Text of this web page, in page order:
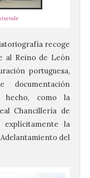
recoge
al Reino de León
portuguesa,
documentación
hecho, como la
Chancillería de
la
del